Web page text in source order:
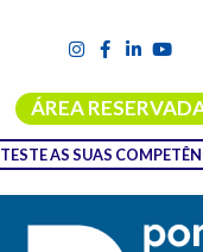
ÁREA
TESTE AS SUAS